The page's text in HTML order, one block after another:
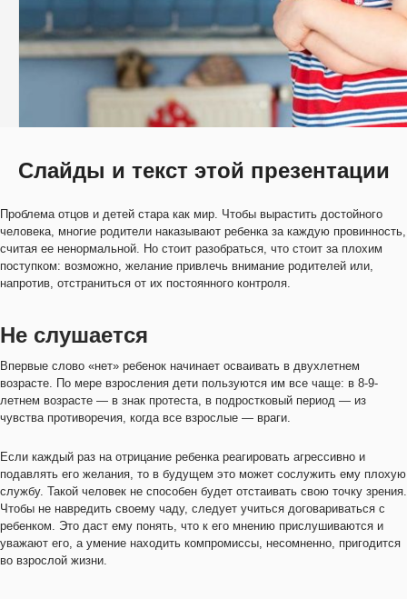
Слайды и текст этой презентации
Проблема отцов и детей стара как мир. Чтобы вырастить достойного
человека, многие родители наказывают ребенка за каждую провинность,
считая ее ненормальной. Но стоит разобраться, что стоит за плохим
поступком: возможно, желание привлечь внимание родителей или,
напротив, отстраниться от их постоянного контроля.
Не слушается
Впервые слово «нет» ребенок начинает осваивать в двухлетнем
возрасте. По мере взросления дети пользуются им все чаще: в 8-9-
летнем возрасте — в знак протеста, в подростковый период — из
чувства противоречия, когда все взрослые — враги.
Если каждый раз на отрицание ребенка реагировать агрессивно и
подавлять его желания, то в будущем это может сослужить ему плохую
службу. Такой человек не способен будет отстаивать свою точку зрения.
Чтобы не навредить своему чаду, следует учиться договариваться с
ребенком. Это даст ему понять, что к его мнению прислушиваются и
уважают его, а умение находить компромиссы, несомненно, пригодится
во взрослой жизни.